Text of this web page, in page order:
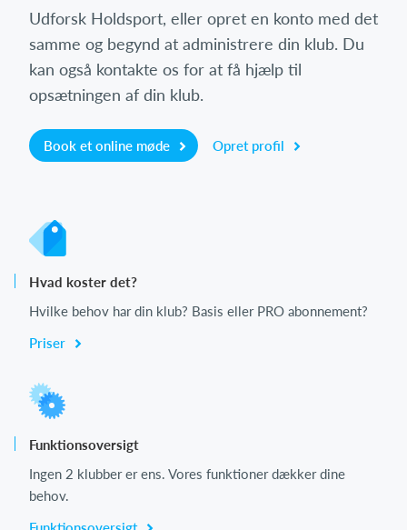
Udforsk Holdsport, eller opret en konto med det
samme og begynd at administrere din klub. Du
kan også kontakte os for at få hjælp til
opsætningen af din klub.
Book et online møde Opret profil
Hvad koster det?
Hvilke behov har din klub? Basis eller PRO abonnement?
Priser
Funktionsoversigt
Ingen 2 klubber er ens. Vores funktioner dækker dine
behov.